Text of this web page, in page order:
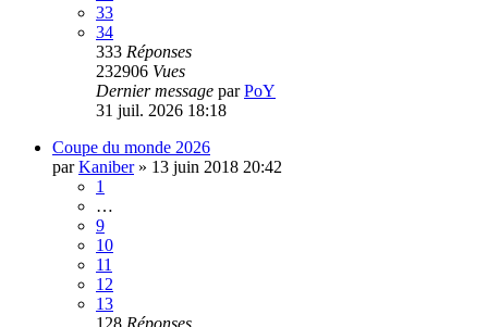
33
34
333 Réponses
232906 Vues
Dernier message parPoY
31 juil. 2026 18:18
Coupe du monde 2026
parKaniber» 13 juin 2018 20:42
1
…
9
10
11
12
13
128 Réponses